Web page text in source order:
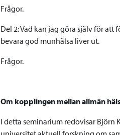
Frågor.
Del 2: Vad kan jag göra själv för
bevara god munhälsa liver ut.
Frågor.
Om kopplingen mellan allmän
I detta seminarium redovisar Björn